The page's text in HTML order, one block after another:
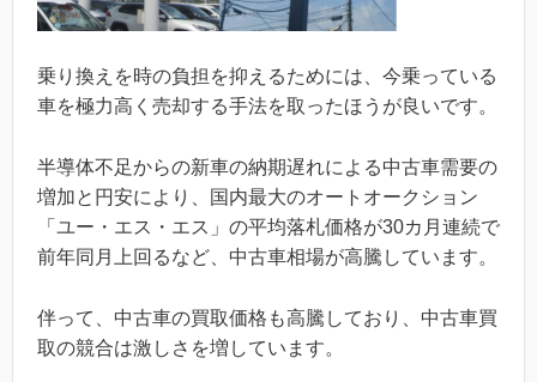
乗り換えを時の負担を抑えるためには、今乗っている
車を極力高く売却する手法を取ったほうが良いです。
半導体不足からの新車の納期遅れによる中古車需要の
増加と円安により、国内最大のオートオークション
「ユー・エス・エス」の平均落札価格が30カ月連続で
前年同月上回るなど、中古車相場が高騰しています。
伴って、中古車の買取価格も高騰しており、中古車買
取の競合は激しさを増しています。